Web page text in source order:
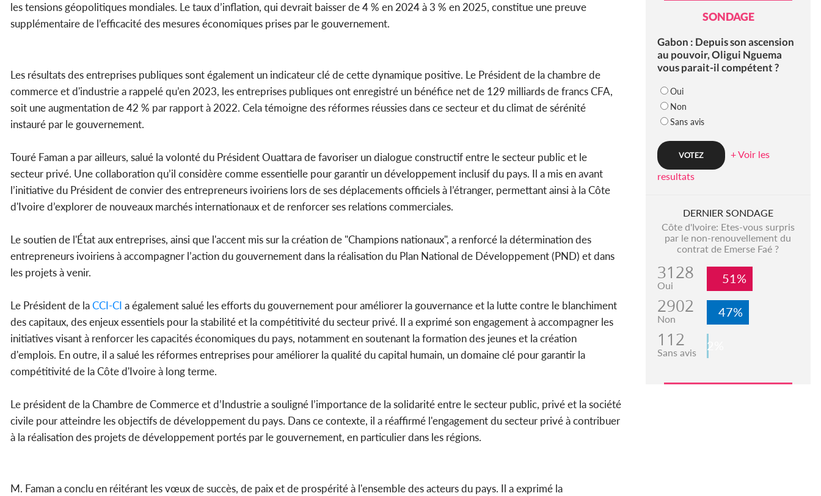
les tensions géopolitiques mondiales. Le taux d’inflation, qui devrait baisser de 4 % en 2024 à 3 % en 2025, constitue une preuve
supplémentaire de l’efficacité des mesures économiques prises par le gouvernement.
Les résultats des entreprises publiques sont également un indicateur clé de cette dynamique positive. Le Président de la chambre de
commerce et d'industrie a rappelé qu’en 2023, les entreprises publiques ont enregistré un bénéfice net de 129 milliards de francs CFA,
soit une augmentation de 42 % par rapport à 2022. Cela témoigne des réformes réussies dans ce secteur et du climat de sérénité
instauré par le gouvernement.
Touré Faman a par ailleurs, salué la volonté du Président Ouattara de favoriser un dialogue constructif entre le secteur public et le
secteur privé. Une collaboration qu’il considère comme essentielle pour garantir un développement inclusif du pays. Il a mis en avant
l’initiative du Président de convier des entrepreneurs ivoiriens lors de ses déplacements officiels à l’étranger, permettant ainsi à la Côte
d'Ivoire d’explorer de nouveaux marchés internationaux et de renforcer ses relations commerciales.
Le soutien de l'État aux entreprises, ainsi que l'accent mis sur la création de "Champions nationaux", a renforcé la détermination des
entrepreneurs ivoiriens à accompagner l’action du gouvernement dans la réalisation du Plan National de Développement (PND) et dans
les projets à venir.
Le Président de laCCI-CI a également salué les efforts du gouvernement pour améliorer la gouvernance et la lutte contre le blanchiment
des capitaux, des enjeux essentiels pour la stabilité et la compétitivité du secteur privé. Il a exprimé son engagement à accompagner les
initiatives visant à renforcer les capacités économiques du pays, notamment en soutenant la formation des jeunes et la création
d'emplois. En outre, il a salué les réformes entreprises pour améliorer la qualité du capital humain, un domaine clé pour garantir la
compétitivité de la Côte d'Ivoire à long terme.
Le président de la Chambre de Commerce et d’Industrie a souligné l’importance de la solidarité entre le secteur public, privé et la société
civile pour atteindre les objectifs de développement du pays. Dans ce contexte, il a réaffirmé l'engagement du secteur privé à contribuer
à la réalisation des projets de développement portés par le gouvernement, en particulier dans les régions.
M. Faman a conclu en réitérant les vœux de succès, de paix et de prospérité à l'ensemble des acteurs du pays. Il a exprimé la
SONDAGE
Gabon : Depuis son ascension
au pouvoir, Oligui Nguema
vous parait-il compétent ?
Oui
Non
Sans avis
+ Voir les
resultats
DERNIER SONDAGE
Côte d'Ivoire: Etes-vous surpris
par le non-renouvellement du
contrat de Emerse Faé ?
3128
Oui 51%
2902
Non 47%
112
Sans avis 2%